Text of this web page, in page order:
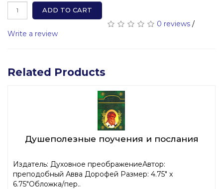
ADD TO CART
0 reviews /
Write a review
Related Products
Душеполезные поучения и послания
Издатель: Духовное преображениеАвтор:
преподобный Авва Дорофей Размер: 4.75" x
6.75"Обложка/пер..